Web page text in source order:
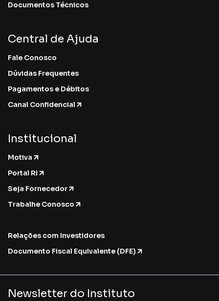
Documentos Técnicos
Central de Ajuda
Fale Conosco
Dúvidas Frequentes
Pagamentos e Débitos
Canal Confidencial
Institucional
Motiva
Portal RI
Seja Fornecedor
Trabalhe Conosco
Relações com Investidores
Documento Fiscal Equivalente (DFE)
Newsletter do Instituto